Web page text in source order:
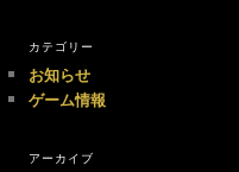
カテゴリー
お知らせ
ゲーム情報
アーカイブ